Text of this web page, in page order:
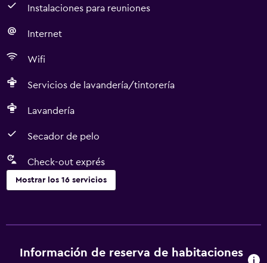
Instalaciones para reuniones
Internet
Wifi
Servicios de lavandería/tintorería
Lavandería
Secador de pelo
Check-out exprés
Mostrar los 16 servicios
Cajero automático/banco
Servicio de habitaciones
Información de reserva de habitaciones